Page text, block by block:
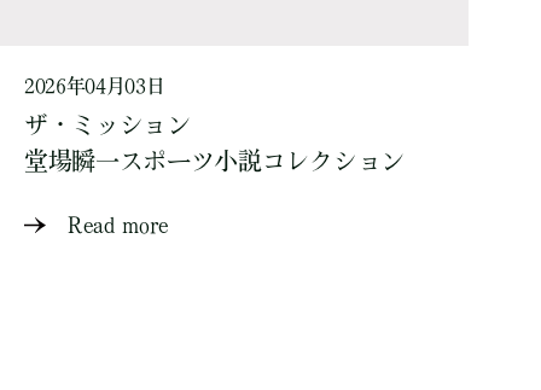
2026年04月03日
ザ・ミッション
堂場瞬一スポーツ小説コレクション
Read more